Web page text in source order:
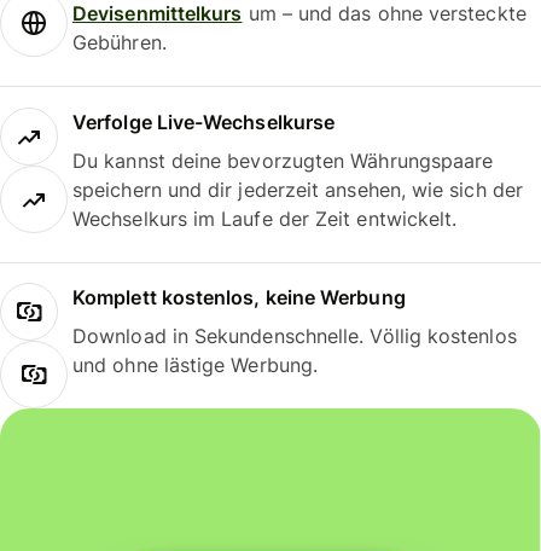
Devisenmittelkurs um – und das ohne versteckte
Gebühren.
Verfolge Live-Wechselkurse
Du kannst deine bevorzugten Währungspaare
speichern und dir jederzeit ansehen, wie sich der
Wechselkurs im Laufe der Zeit entwickelt.
Komplett kostenlos, keine Werbung
Download in Sekundenschnelle. Völlig kostenlos
und ohne lästige Werbung.